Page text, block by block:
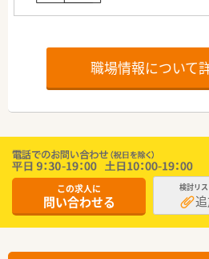
職場情報について
この求人に
問い合わせる
検討リ